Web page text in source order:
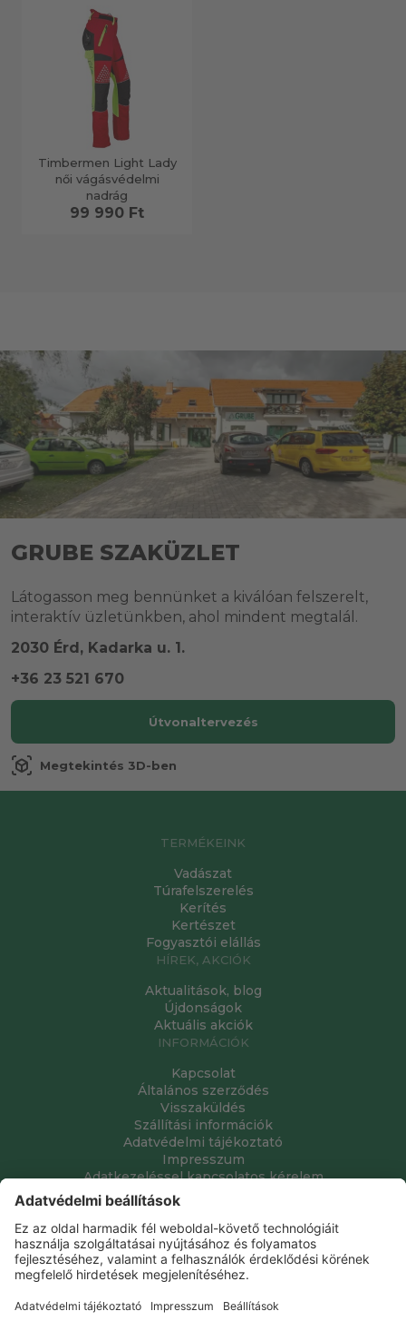
Timbermen Light Lady
női vágásvédelmi
nadrág
99 990 Ft
GRUBE SZAKÜZLET
Látogasson meg bennünket a kiválóan felszerelt,
interaktív üzletünkben, ahol mindent megtalál.
2030 Érd, Kadarka u. 1.
+36 23 521 670
Útvonaltervezés
view_in_ar Megtekintés 3D-ben
TERMÉKEINK
Vadászat
Túrafelszerelés
Kerítés
Kertészet
Fogyasztói elállás
HÍREK, AKCIÓK
Aktualitások, blog
Újdonságok
Aktuális akciók
INFORMÁCIÓK
Kapcsolat
Általános szerződés
Visszaküldés
Szállítási információk
Adatvédelmi tájékoztató
Impresszum
Adatkezeléssel kapcsolatos kérelem